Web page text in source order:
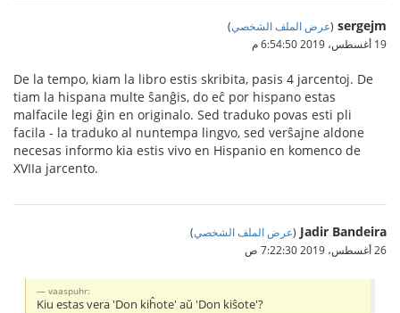
sergejm
(عرض الملف الشخصي)
19 أغسطس، 2019 6:54:50 م
De la tempo, kiam la libro estis skribita, pasis 4 jarcentoj. De
tiam la hispana multe ŝanĝis, do eĉ por hispano estas
malfacile legi ĝin en originalo. Sed traduko povas esti pli
facila - la traduko al nuntempa lingvo, sed verŝajne aldone
necesas informo kia estis vivo en Hispanio en komenco de
XVIIa jarcento.
Jadir Bandeira
(عرض الملف الشخصي)
26 أغسطس، 2019 7:22:30 ص
vaaspuhr:
Kiu estas vera 'Don kiĥote' aŭ 'Don kiŝote'?